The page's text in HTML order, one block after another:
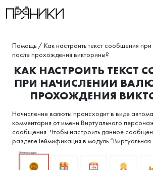
Помощь / Как настроить текст сообщения
после прохождения викторины?
КАК НАСТРОИТЬ ТЕКСТ
ПРИ НАЧИСЛЕНИИ
ПРОХОЖДЕНИЯ
Начисление валюты происходит в виде
комментария от имени Виртуального
сообщения. Чтобы настроить данное
разделе Геймификация в модуль